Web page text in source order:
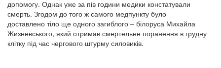
допомогу. Однак уже за пів години медики констатували
смерть. Згодом до того ж самого медпункту було
доставлено тіло ще одного загиблого – білоруса Михайла
Жизневського, який отримав смертельне поранення в грудну
клітку під час чергового штурму силовиків.